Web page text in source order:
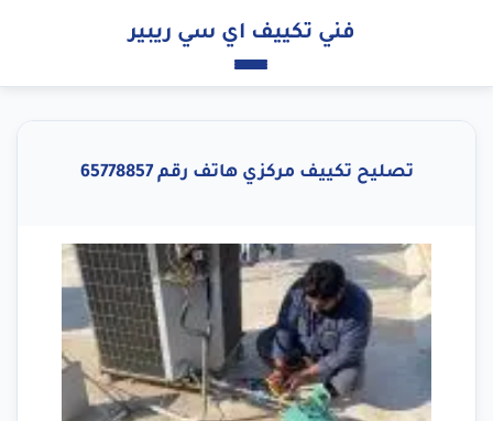
فني تكييف اي سي ريبير
تصليح تكييف مركزي هاتف رقم 65778857